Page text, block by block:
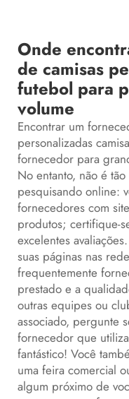
Onde
de camisas
futebol para
volume
Encontrar um
personalizadas
fornecedor para
No entanto, não é
pesquisando online:
fornecedores com
produtos; certifique-
excelentes
suas páginas nas
frequentemente
prestado e a
outras equipes ou
associado, pergunte
fornecedor que
fantástico! Você
uma feira comercial
algum próximo de